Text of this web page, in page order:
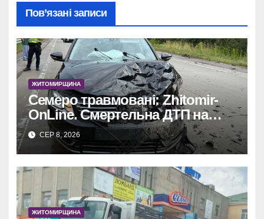
Пов’язані записи
ЖИТОМИРЩИНА
Семеро травмовані: Zhitomir-
OnLine. Смертельна ДТП на
трасі, деталі аварії.
СЕР 8, 2026
ЖИТОМИРЩИНА